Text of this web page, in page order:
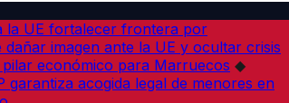
la UE fortalecer frontera por
dañar imagen ante la UE y ocultar crisis
económico para Marruecos ◆
garantiza acogida legal de menores en